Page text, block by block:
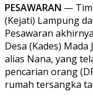
PESAWARAN — Tim
(Kejati) Lampung
Pesawaran
Desa (Kades) Mada
alias Nana, yang
pencarian orang
rumah tersangka